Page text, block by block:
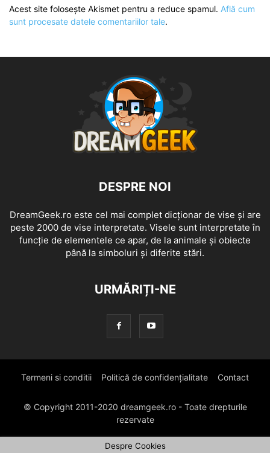
Acest site folosește Akismet pentru a reduce spamul. Află cum
sunt procesate datele comentariilor tale.
DESPRE NOI
DreamGeek.ro este cel mai complet dicționar de vise și are
peste 2000 de vise interpretate. Visele sunt interpretate în
funcție de elementele ce apar, de la animale și obiecte
până la simboluri și diferite stări.
URMĂRIȚI-NE
Termeni si conditii Politică de confidențialitate Contact
© Copyright 2011-2020 dreamgeek.ro - Toate drepturile
rezervate
Despre Cookies